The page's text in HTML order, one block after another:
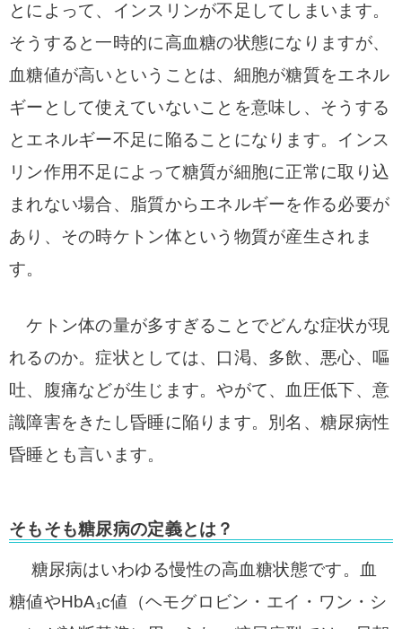
とによって、インスリンが不足してしまいます。
そうすると一時的に高血糖の状態になりますが、
血糖値が高いということは、細胞が糖質をエネル
ギーとして使えていないことを意味し、そうする
とエネルギー不足に陥ることになります。インス
リン作用不足によって糖質が細胞に正常に取り込
まれない場合、脂質からエネルギーを作る必要が
あり、その時ケトン体という物質が産生されま
す。
ケトン体の量が多すぎることでどんな症状が現
れるのか。症状としては、口渇、多飲、悪心、嘔
吐、腹痛などが生じます。やがて、血圧低下、意
識障害をきたし昏睡に陥ります。別名、糖尿病性
昏睡とも言います。
そもそも糖尿病の定義とは？
糖尿病はいわゆる慢性の高血糖状態です。血
糖値やHbA₁c値（ヘモグロビン・エイ・ワン・シ